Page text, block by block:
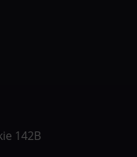
142B